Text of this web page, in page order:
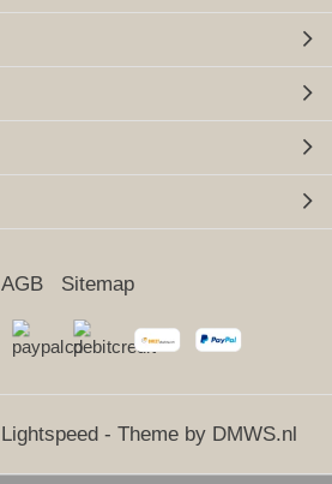
Lightspeed - Theme by DMWS.nl
AGB Sitemap